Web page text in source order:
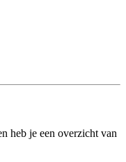
heb je een overzicht van